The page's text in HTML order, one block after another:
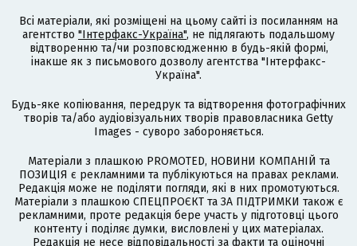
Всі матеріали, які розміщені на цьому сайті із посиланням на
агентство "Інтерфакс-Україна", не підлягають подальшому
відтворенню та/чи розповсюдженню в будь-якій формі,
інакше як з письмового дозволу агентства "Інтерфакс-
Україна".
Будь-яке копіювання, передрук та відтворення фотографічних
творів та/або аудіовізуальних творів правовласника Getty
Images - суворо забороняється.
Матеріали з плашкою PROMOTED, НОВИНИ КОМПАНІЙ та
ПОЗИЦІЯ є рекламними та публікуються на правах реклами.
Редакція може не поділяти погляди, які в них промотуються.
Матеріали з плашкою СПЕЦПРОЄКТ та ЗА ПІДТРИМКИ також є
рекламними, проте редакція бере участь у підготовці цього
контенту і поділяє думки, висловлені у цих матеріалах.
Редакція не несе відповідальності за факти та оціночні